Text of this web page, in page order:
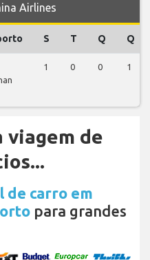
Airlines
S T Q Q
1 0 0 1
viagem de
de carro em
para grandes